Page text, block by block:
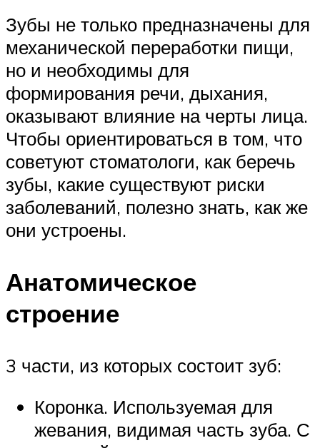
Зубы не только предназначены для
механической переработки пищи,
но и необходимы для
формирования речи, дыхания,
оказывают влияние на черты лица.
Чтобы ориентироваться в том, что
советуют стоматологи, как беречь
зубы, какие существуют риски
заболеваний, полезно знать, как же
они устроены.
Анатомическое
строение
3 части, из которых состоит зуб:
Коронка. Используемая для
жевания, видимая часть зуба. С